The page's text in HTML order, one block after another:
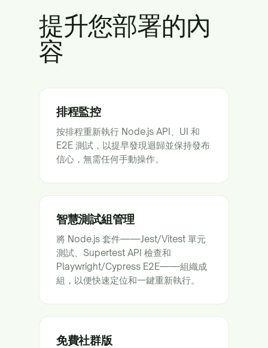
提升您部署的內
容
排程監控
按排程重新執行 Node.js API、UI 和
E2E 測試，以提早發現迴歸並保持發布
信心，無需任何手動操作。
智慧測試組管理
將 Node.js 套件——Jest/Vitest 單元
測試、Supertest API 檢查和
Playwright/Cypress E2E——組織成
組，以便快速定位和一鍵重新執行。
免費社群版